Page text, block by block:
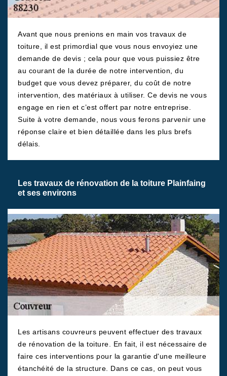
Avant que nous prenions en main vos travaux de
toiture, il est primordial que vous nous envoyiez une
demande de devis ; cela pour que vous puissiez être
au courant de la durée de notre intervention, du
budget que vous devez préparer, du coût de notre
intervention, des matériaux à utiliser. Ce devis ne vous
engage en rien et c’est offert par notre entreprise.
Suite à votre demande, nous vous ferons parvenir une
réponse claire et bien détaillée dans les plus brefs
délais.
Les travaux de rénovation de la toiture Plainfaing
et ses environs
Les artisans couvreurs peuvent effectuer des travaux
de rénovation de la toiture. En fait, il est nécessaire de
faire ces interventions pour la garantie d'une meilleure
étanchéité de la structure. Dans ce cas, on peut vous